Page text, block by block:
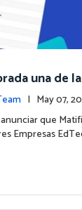
una de
del mundo
| May 07,
que
Empresas